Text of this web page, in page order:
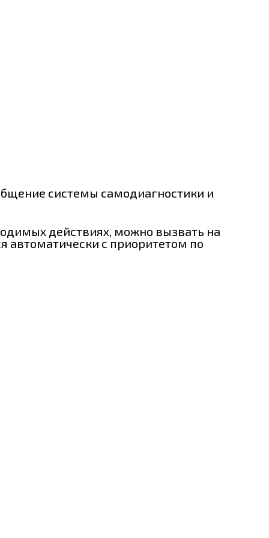
системы самодиагностики и
действиях, можно вызвать на
автоматически с приоритетом по